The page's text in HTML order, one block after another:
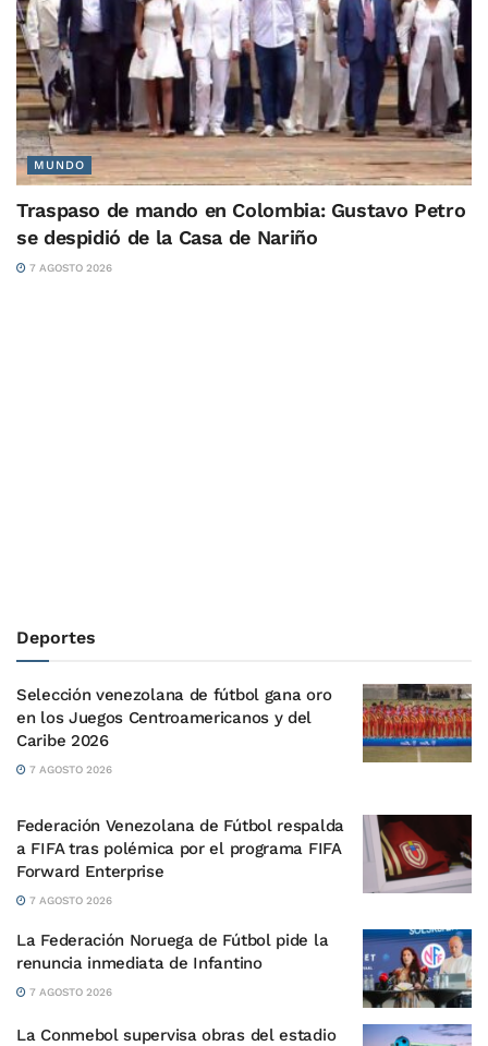
MUNDO
Traspaso de mando en Colombia: Gustavo Petro
se despidió de la Casa de Nariño
7 AGOSTO 2026
Deportes
Selección venezolana de fútbol gana oro
en los Juegos Centroamericanos y del
Caribe 2026
7 AGOSTO 2026
Federación Venezolana de Fútbol respalda
a FIFA tras polémica por el programa FIFA
Forward Enterprise
7 AGOSTO 2026
La Federación Noruega de Fútbol pide la
renuncia inmediata de Infantino
7 AGOSTO 2026
La Conmebol supervisa obras del estadio